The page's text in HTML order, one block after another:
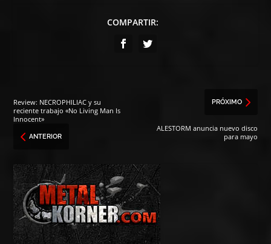
COMPARTIR:
Review: NECROPHILIAC y su
reciente trabajo «No Living Man Is
Innocent»
ANTERIOR
PRÓXIMO
ALESTORM anuncia nuevo disco
para mayo